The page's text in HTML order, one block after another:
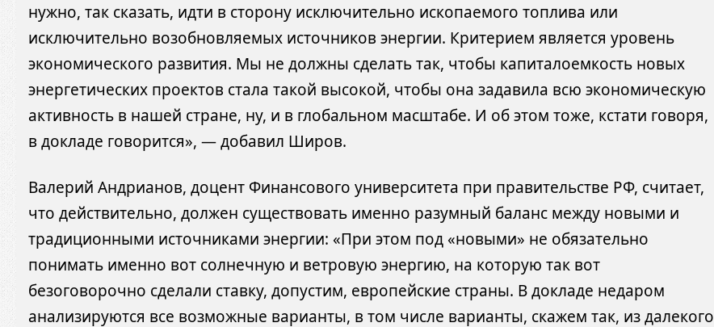
нужно, так сказать, идти в сторону исключительно ископаемого топлива или
исключительно возобновляемых источников энергии. Критерием является уровень
экономического развития. Мы не должны сделать так, чтобы капиталоемкость новых
энергетических проектов стала такой высокой, чтобы она задавила всю экономическую
активность в нашей стране, ну, и в глобальном масштабе. И об этом тоже, кстати говоря,
в докладе говорится», — добавил Широв.
Валерий Андрианов, доцент Финансового университета при правительстве РФ, считает,
что действительно, должен существовать именно разумный баланс между новыми и
традиционными источниками энергии: «При этом под «новыми» не обязательно
понимать именно вот солнечную и ветровую энергию, на которую так вот
безоговорочно сделали ставку, допустим, европейские страны. В докладе недаром
анализируются все возможные варианты, в том числе варианты, скажем так, из далекого